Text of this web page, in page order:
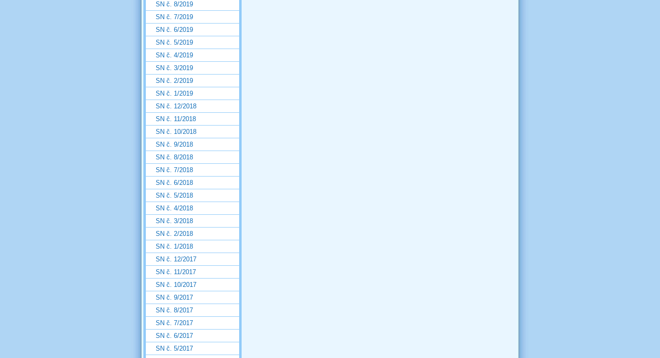
SN č. 8/2019
SN č. 7/2019
SN č. 6/2019
SN č. 5/2019
SN č. 4/2019
SN č. 3/2019
SN č. 2/2019
SN č. 1/2019
SN č. 12/2018
SN č. 11/2018
SN č. 10/2018
SN č. 9/2018
SN č. 8/2018
SN č. 7/2018
SN č. 6/2018
SN č. 5/2018
SN č. 4/2018
SN č. 3/2018
SN č. 2/2018
SN č. 1/2018
SN č. 12/2017
SN č. 11/2017
SN č. 10/2017
SN č. 9/2017
SN č. 8/2017
SN č. 7/2017
SN č. 6/2017
SN č. 5/2017